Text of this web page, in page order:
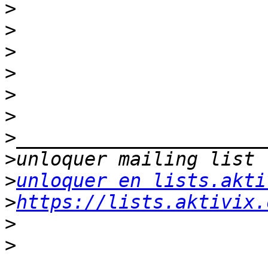
>
>
>
>
>
>
>
>
>unloquer en
>https://
>
>